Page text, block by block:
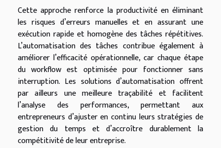
Cette approche renforce la productivité en éliminant
les risques d’erreurs manuelles et en assurant une
exécution rapide et homogène des tâches répétitives.
L’automatisation des tâches contribue également à
améliorer l’efficacité opérationnelle, car chaque étape
du workflow est optimisée pour fonctionner sans
interruption. Les solutions d’automatisation offrent
par ailleurs une meilleure traçabilité et facilitent
l’analyse des performances, permettant aux
entrepreneurs d’ajuster en continu leurs stratégies de
gestion du temps et d’accroître durablement la
compétitivité de leur entreprise.